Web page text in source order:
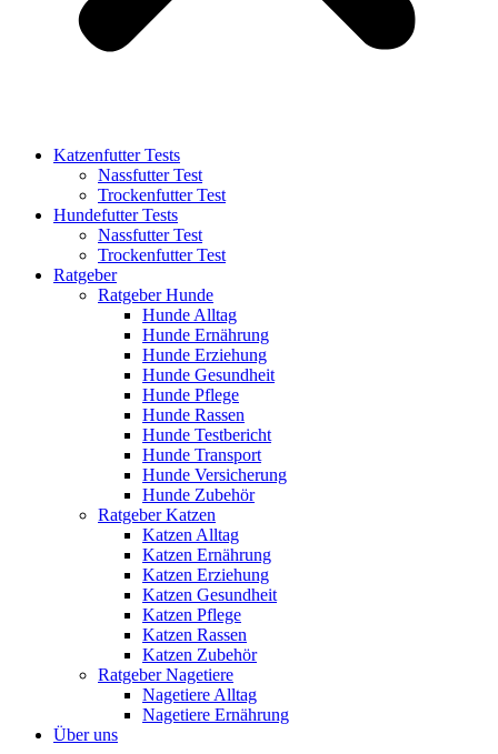
Katzenfutter Tests
Nassfutter Test
Trockenfutter Test
Hundefutter Tests
Nassfutter Test
Trockenfutter Test
Ratgeber
Ratgeber Hunde
Hunde Alltag
Hunde Ernährung
Hunde Erziehung
Hunde Gesundheit
Hunde Pflege
Hunde Rassen
Hunde Testbericht
Hunde Transport
Hunde Versicherung
Hunde Zubehör
Ratgeber Katzen
Katzen Alltag
Katzen Ernährung
Katzen Erziehung
Katzen Gesundheit
Katzen Pflege
Katzen Rassen
Katzen Zubehör
Ratgeber Nagetiere
Nagetiere Alltag
Nagetiere Ernährung
Über uns